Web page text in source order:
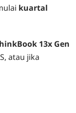
kuartal
13x Gen
atau jika